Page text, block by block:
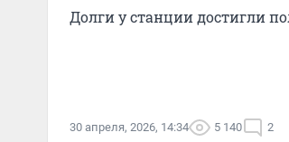
Долги у станции достигли
30 апреля, 2026, 14:34 5 140 2